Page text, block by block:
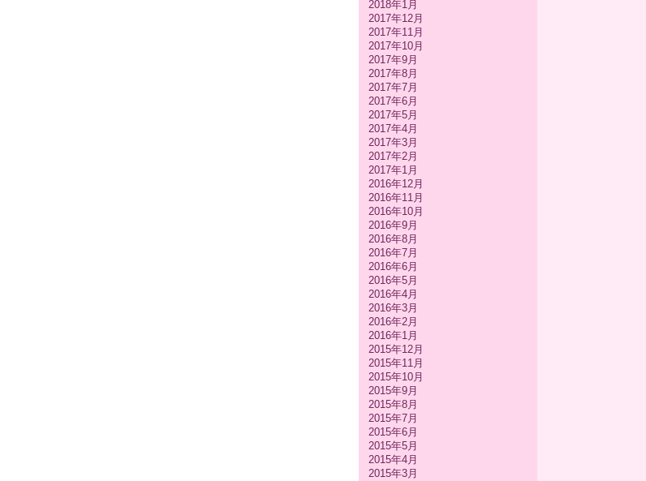
2018年1月
2017年12月
2017年11月
2017年10月
2017年9月
2017年8月
2017年7月
2017年6月
2017年5月
2017年4月
2017年3月
2017年2月
2017年1月
2016年12月
2016年11月
2016年10月
2016年9月
2016年8月
2016年7月
2016年6月
2016年5月
2016年4月
2016年3月
2016年2月
2016年1月
2015年12月
2015年11月
2015年10月
2015年9月
2015年8月
2015年7月
2015年6月
2015年5月
2015年4月
2015年3月